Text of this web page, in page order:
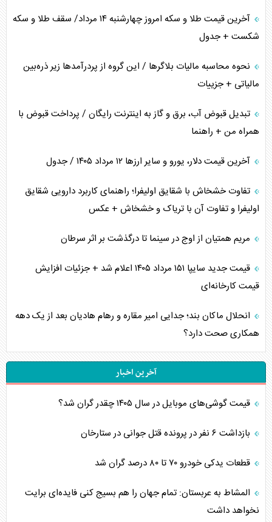
آخرین قیمت طلا و سکه امروز چهارشنبه ۱۴ مرداد/ سقف طلا و سکه
شکست + جدول
نحوه محاسبه مالیات بلاگر‌ها / این گروه از پردرآمد‌ها زیر ذره‌بین
مالیاتی + جزییات
تبدیل قبوض آب، برق و گاز به اینترنت رایگان / پرداخت قبوض با
همراه من + راهنما
آخرین قیمت دلار، یورو و سایر ارز‌ها ۱۲ مرداد ۱۴۰۵ / جدول
تفاوت خشخاش با شقایق اولیفرا؛ راهنمای کاربرد دارویی شقایق
اولیفرا و تفاوت آن با تریاک و خشخاش + عکس
مریم همتیان از اوج در سینما تا درگذشت بر اثر سرطان
قیمت جدید سایپا ۱۵۱ مرداد ۱۴۰۵ اعلام شد + جزئیات افزایش
قیمت کارخانه‌ای
انحلال ماکان بند؛ جدایی امیر مقاره و رهام هادیان بعد از یک دهه
همکاری صحت دارد؟
آخرین اخبار
قیمت گوشی‌های موبایل در سال ۱۴۰۵ چقدر گران شد؟
بازداشت ۶ نفر در پرونده قتل جوانی در ستارخان
قطعات یدکی خودرو ۷۰ تا ۸۰ درصد گران شد
المشاط به عربستان: تمام جهان را هم بسیج کنی فایده‌ای برایت
نخواهد داشت